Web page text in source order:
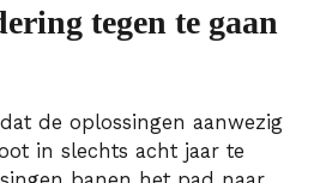
tegen te gaan
de oplossingen aanwezig
in slechts acht jaar te